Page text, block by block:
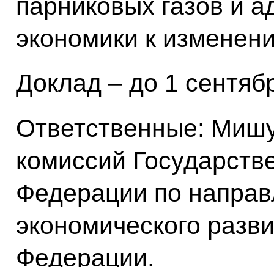
парниковых газов и
экономики к
Доклад – до 1
Ответственные:
комиссий
Федерации по
экономического
Федерации.